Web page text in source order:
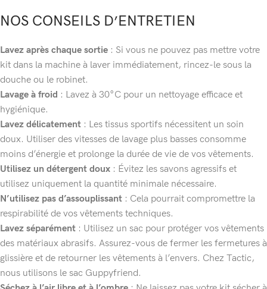
NOS CONSEILS D’ENTRETIEN
Lavez après chaque sortie : Si vous ne pouvez pas mettre votre
kit dans la machine à laver immédiatement, rincez-le sous la
douche ou le robinet.
Lavage à froid : Lavez à 30°C pour un nettoyage efficace et
hygiénique.
Lavez délicatement : Les tissus sportifs nécessitent un soin
doux. Utiliser des vitesses de lavage plus basses consomme
moins d’énergie et prolonge la durée de vie de vos vêtements.
Utilisez un détergent doux : Évitez les savons agressifs et
utilisez uniquement la quantité minimale nécessaire.
N’utilisez pas d’assouplissant : Cela pourrait compromettre la
respirabilité de vos vêtements techniques.
Lavez séparément : Utilisez un sac pour protéger vos vêtements
des matériaux abrasifs. Assurez-vous de fermer les fermetures à
glissière et de retourner les vêtements à l’envers. Chez Tactic,
nous utilisons le sac Guppyfriend.